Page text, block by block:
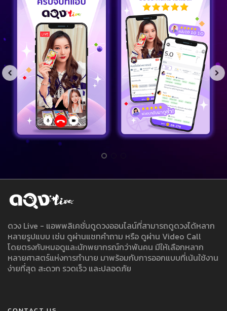
ดวง Live - แอพพลิเคชั่นดูดวงออนไลน์ที่สามารถดูดวงได้หลาก
หลายรูปแบบ เช่น ดูผ่านแชทคำถาม หรือ ดูผ่าน Video Call
โดยตรงกับหมอดูและนักพยากรณ์กว่าพันคน มีให้เลือกหลาก
หลายศาสตร์แห่งการทำนาย มาพร้อมกับการออกแบบที่เน้นใช้งาน
ง่ายที่สุด สะดวก รวดเร็ว และปลอดภัย